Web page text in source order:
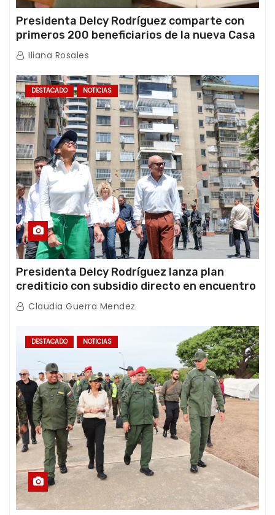
Presidenta Delcy Rodríguez comparte con
primeros 200 beneficiarios de la nueva Casa
de los Abuelos “La Primavera” en Caracas
Iliana Rosales
DESTACADO NOTICIAS
Presidenta Delcy Rodríguez lanza plan
crediticio con subsidio directo en encuentro
con Juntas de Condominio
Claudia Guerra Mendez
DESTACADO NOTICIAS